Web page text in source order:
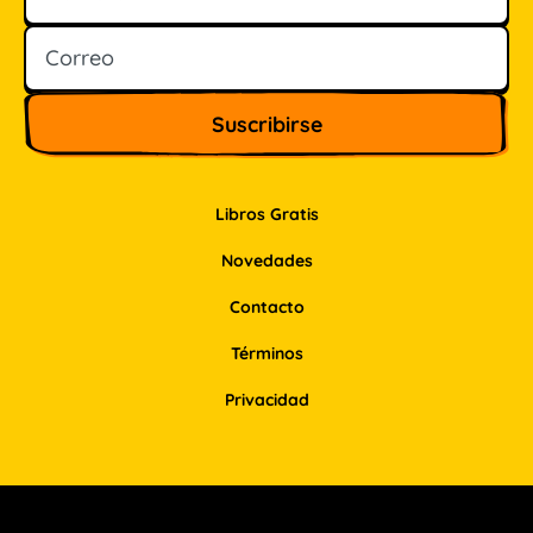
Libros Gratis
Novedades
Contacto
Términos
Privacidad